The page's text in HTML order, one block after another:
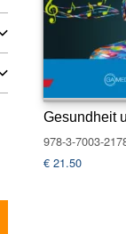
Gesundheit
978-3-7003-
€ 21.50